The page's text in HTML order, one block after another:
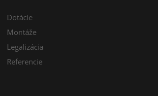
Dotácie
Montáže
Legalizácia
Referencie